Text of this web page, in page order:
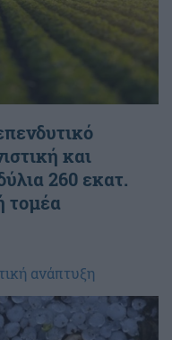
και
260 εκατ.
τομέα
ανάπτυξη